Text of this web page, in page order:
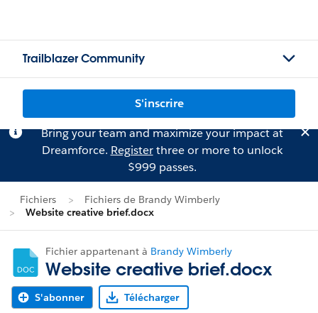
Trailblazer Community
S'inscrire
Bring your team and maximize your impact at
Dreamforce. Registerthree or more to unlock
$999 passes.
Fichiers
Fichiers de Brandy Wimberly
Website creative brief.docx
Fichier appartenant à Brandy Wimberly
Website creative brief.docx
S'abonner Télécharger